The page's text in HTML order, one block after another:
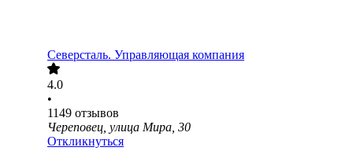
Северсталь. Управляющая компания
4.0
•
1149 отзывов
Череповец, улица Мира, 30
Откликнуться